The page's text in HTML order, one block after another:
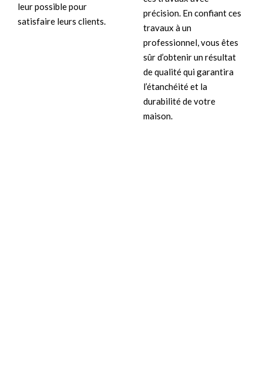
leur possible pour
satisfaire leurs clients.
précision. En confiant ces
travaux à un
professionnel, vous êtes
sûr d’obtenir un résultat
de qualité qui garantira
l’étanchéité et la
durabilité de votre
maison.